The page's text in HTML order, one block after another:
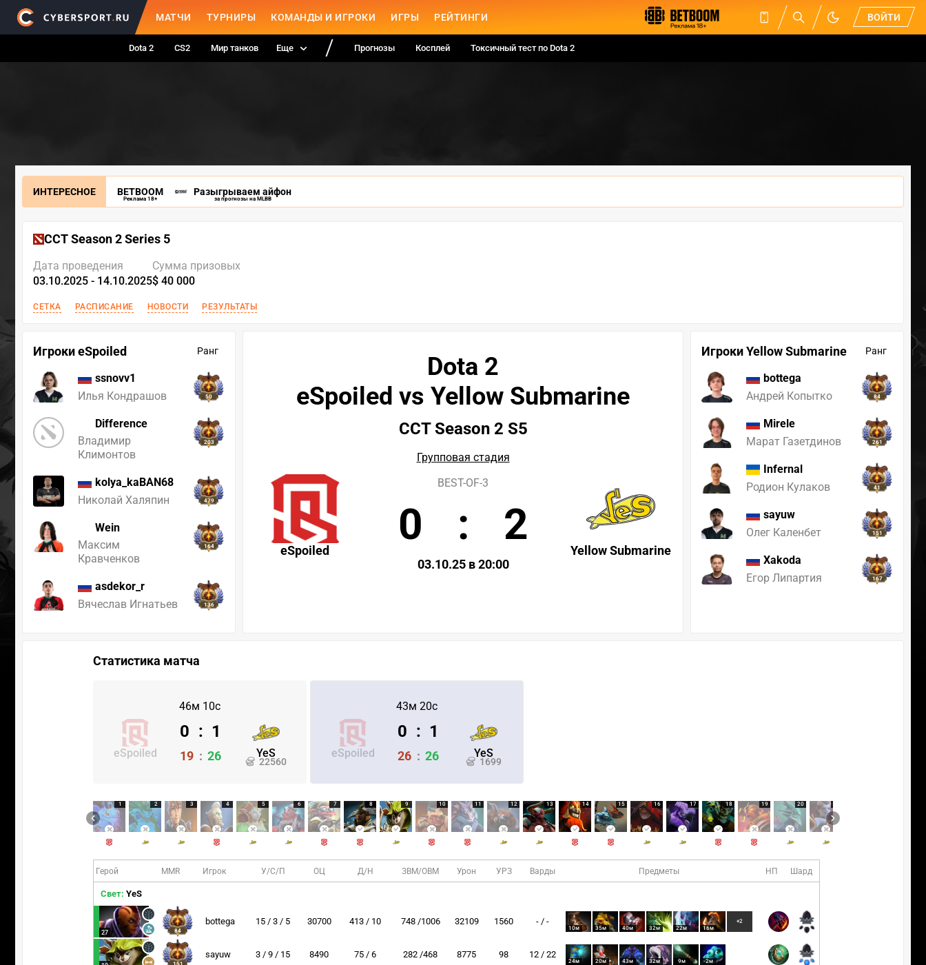
МАТЧИ ТУРНИРЫ КОМАНДЫ И ИГРОКИ ИГРЫ РЕЙТИНГИ ВОЙТИ
Dota 2 CS2 Мир танков Еще Прогнозы Косплей Токсичный тест по Dota 2
ИНТЕРЕСНОЕ BETBOOM
Реклама 18+
Разыгрываем айфон
за прогнозы на MLBB
CCT Season 2 Series 5
Дата проведения
03.10.2025 - 14.10.2025
Сумма призовых
$ 40 000
СЕТКА РАСПИСАНИЕ НОВОСТИ РЕЗУЛЬТАТЫ
Игроки eSpoiled Ранг
ssnovv1
Илья Кондрашов
50
Difference
Владимир
Климонтов
203
kolya_kaBAN68
Николай Халяпин
479
Wein
Максим
Кравченков
164
asdekor_r
Вячеслав Игнатьев
136
Игроки Yellow Submarine Ранг
bottega
Андрей Копытко
84
Mirele
Марат Газетдинов
261
Infernal
Родион Кулаков
41
sayuw
Олег Каленбет
151
Xakoda
Егор Липартия
167
Dota 2
eSpoiled vs Yellow Submarine
CCT Season 2 S5
Групповая стадия
eSpoiled Yellow Submarine
BEST-OF-3
0 : 2
03.10.25 в 20:00
Статистика матча
46м 10с
eSpoiled YeS
22560
0 : 1
19 : 26
43м 20с
eSpoiled YeS
1699
0 : 1
26 : 26
1 2 3 4 5 6 7 8 9 10 11 12 13 14 15 16 17 18 19 20
Герой MMR Игрок У/С/П ОЦ Д/Н ЗВМ/ОВМ Урон УРЗ Варды Предметы НП Шард
Свет: YeS
27 84
bottega 15 / 3 / 5 30700 413 / 10 748 /1006 32109 1560 - / -
10м 35м 40м 32м 22м 16м
+2
sayuw 3 / 9 / 15 8490 75 / 6 282 /468 8775 98 12 / 22
24м 20м 43м 32м 9м -2м